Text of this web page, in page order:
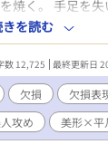
の描写があり
キス等) ※コメデ
に（）でメイン
予定です。 ×が
でとなっており
焼く。 手足を
楽ではなかっ
欠損などの特
を読む
数 12,725 最終更新日
欠損 欠損表
攻め 美形×平